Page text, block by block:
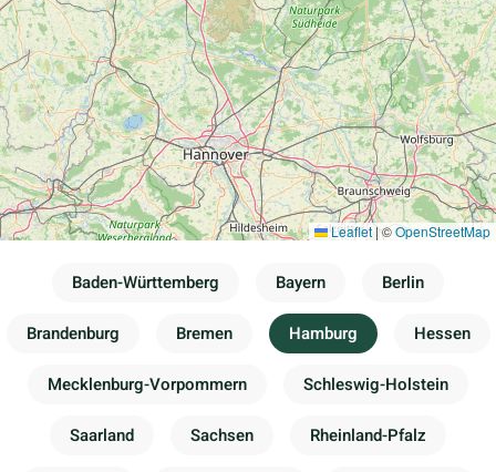
Leaflet |©OpenStreetMap
Baden-Württemberg Bayern Berlin
Brandenburg Bremen Hamburg Hessen
Mecklenburg-Vorpommern Schleswig-Holstein
Saarland Sachsen Rheinland-Pfalz